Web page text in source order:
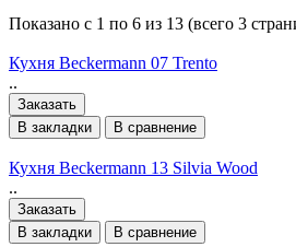
Показано с 1 по 6 из 13 (всего 3
Кухня Beckermann 07 Trento
..
Заказать
В закладки
В сравнение
Кухня Beckermann 13 Silvia Wood
..
Заказать
В закладки
В сравнение